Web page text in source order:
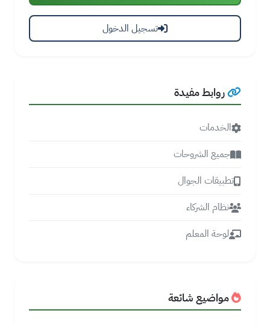
تسجيل الدخول
روابط مفيدة
الخدمات
جميع الشروحات
تطبيقات الجوال
نظام الشركاء
لوحة المعلم
مواضيع شائعة